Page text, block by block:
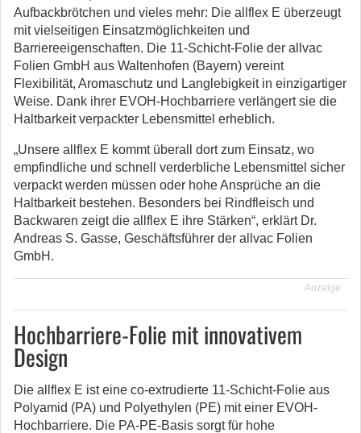
Aufbackbrötchen und vieles mehr: Die allflex E überzeugt
mit vielseitigen Einsatzmöglichkeiten und
Barriereeigenschaften. Die 11-Schicht-Folie der allvac
Folien GmbH aus Waltenhofen (Bayern) vereint
Flexibilität, Aromaschutz und Langlebigkeit in einzigartiger
Weise. Dank ihrer EVOH-Hochbarriere verlängert sie die
Haltbarkeit verpackter Lebensmittel erheblich.
„Unsere allflex E kommt überall dort zum Einsatz, wo
empfindliche und schnell verderbliche Lebensmittel sicher
verpackt werden müssen oder hohe Ansprüche an die
Haltbarkeit bestehen. Besonders bei Rindfleisch und
Backwaren zeigt die allflex E ihre Stärken“, erklärt Dr.
Andreas S. Gasse, Geschäftsführer der allvac Folien
GmbH.
Anzeige
Hochbarriere-Folie mit innovativem
Design
Die allflex E ist eine co-extrudierte 11-Schicht-Folie aus
Polyamid (PA) und Polyethylen (PE) mit einer EVOH-
Hochbarriere. Die PA-PE-Basis sorgt für hohe